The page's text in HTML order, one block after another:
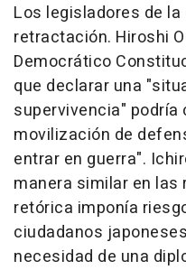
Los legisladores de
retractación. Hiroshi
Democrático
que declarar una
supervivencia"
movilización de
entrar en guerra".
manera similar en
retórica imponía
ciudadanos
necesidad de una